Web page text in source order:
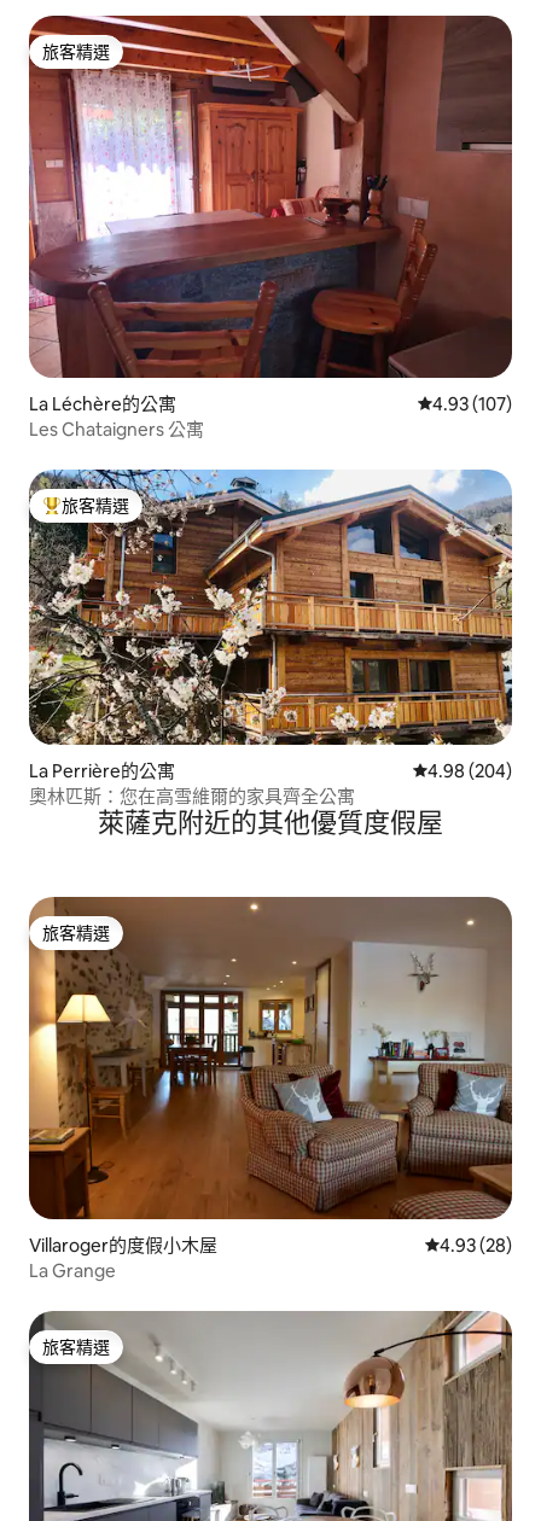
旅客精選
旅客精選
La Léchère的公寓 從 107 則評價
4.93 (107)
Les Chataigners 公寓
旅客精選榜首
旅客精選
La Perrière的公寓 從 204 則評價
4.98 (204)
奧林匹斯：您在高雪維爾的家具齊全公寓
萊薩克附近的其他優質度假屋
旅客精選
旅客精選
Villaroger的度假小木屋 從 28 則評價
4.93 (28)
La Grange
旅客精選
旅客精選